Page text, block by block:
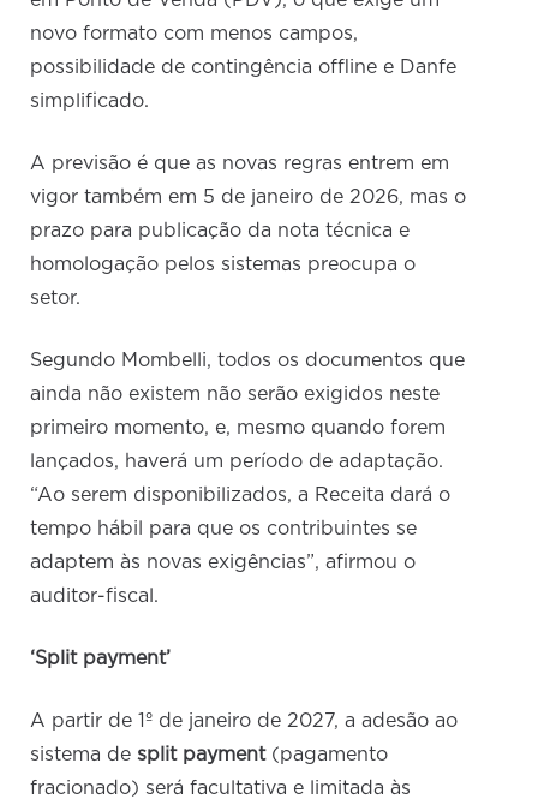
novo formato com menos campos,
possibilidade de contingência offline e Danfe
simplificado.
A previsão é que as novas regras entrem em
vigor também em 5 de janeiro de 2026, mas o
prazo para publicação da nota técnica e
homologação pelos sistemas preocupa o
setor.
Segundo Mombelli, todos os documentos que
ainda não existem não serão exigidos neste
primeiro momento, e, mesmo quando forem
lançados, haverá um período de adaptação.
“Ao serem disponibilizados, a Receita dará o
tempo hábil para que os contribuintes se
adaptem às novas exigências”, afirmou o
auditor-fiscal.
‘Split payment’
A partir de 1º de janeiro de 2027, a adesão ao
sistema desplit payment(pagamento
fracionado) será facultativa e limitada às